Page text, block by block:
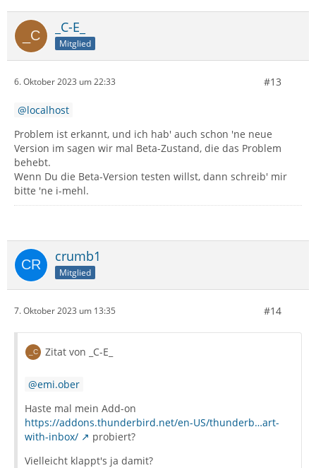
_C-E_
Mitglied
6. Oktober 2023 um 22:33 #13
localhost
Problem ist erkannt, und ich hab' auch schon 'ne neue
Version im sagen wir mal Beta-Zustand, die das Problem
behebt.
Wenn Du die Beta-Version testen willst, dann schreib' mir
bitte 'ne i-mehl.
crumb1
Mitglied
7. Oktober 2023 um 13:35 #14
Zitat von _C-E_
emi.ober
Haste mal mein Add-on
https://addons.thunderbird.net/en-US/thunderb…art-
with-inbox/
probiert?
Vielleicht klappt's ja damit?